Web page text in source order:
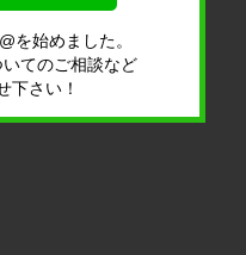
を始めました。
てのご相談など
下さい！